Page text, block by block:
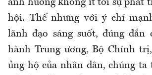
ảnh hưởng không ít tới sự phát
hội. Thế nhưng với ý chí
lãnh đạo sáng suốt, đúng đắn
hành Trung ương, Bộ Chính
ủng hộ của nhân dân, chúng ta